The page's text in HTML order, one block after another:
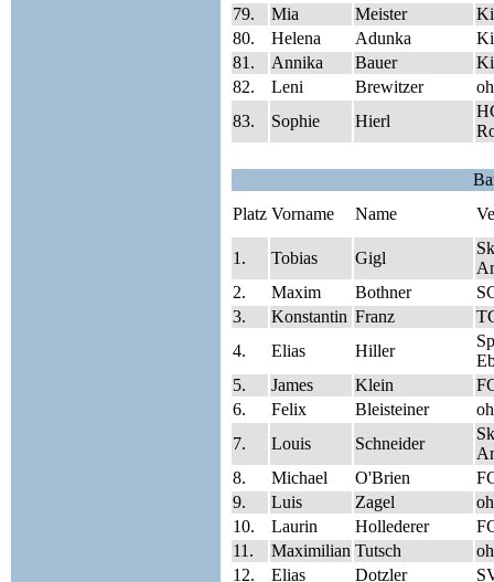
79.
Mia Meister
80.
Helena Adunka
81.
Annika Bauer
82.
Leni Brewitzer
83.
Sophie Hierl
Platz Vorname Name
1. Tobias Gigl
2.
Maxim Bothner
3.
Konstantin Franz
4.
Elias Hiller
5.
James Klein
6.
Felix Bleisteiner
7.
Louis Schneider
8.
Michael O'Brien
9.
Luis Zagel
10.
Laurin Hollederer
11.
Maximilian Tutsch
12.
Elias Dotzler